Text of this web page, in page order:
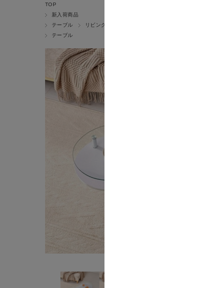
TOP
新入荷商品
テーブル
リビングテーブル
テーブル